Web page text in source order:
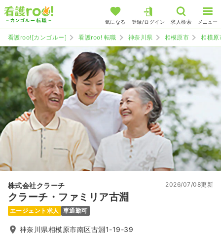
気になる 登録/ログイン 求人検索 メニュー
看護roo![カンゴルー] 看護roo! 転職 神奈川県 相模原市 相模原
株式会社クラーチ
クラーチ・ファミリア古淵
2026/07/08更新
エージェント求人 車通勤可
神奈川県相模原市南区古淵1-19-39